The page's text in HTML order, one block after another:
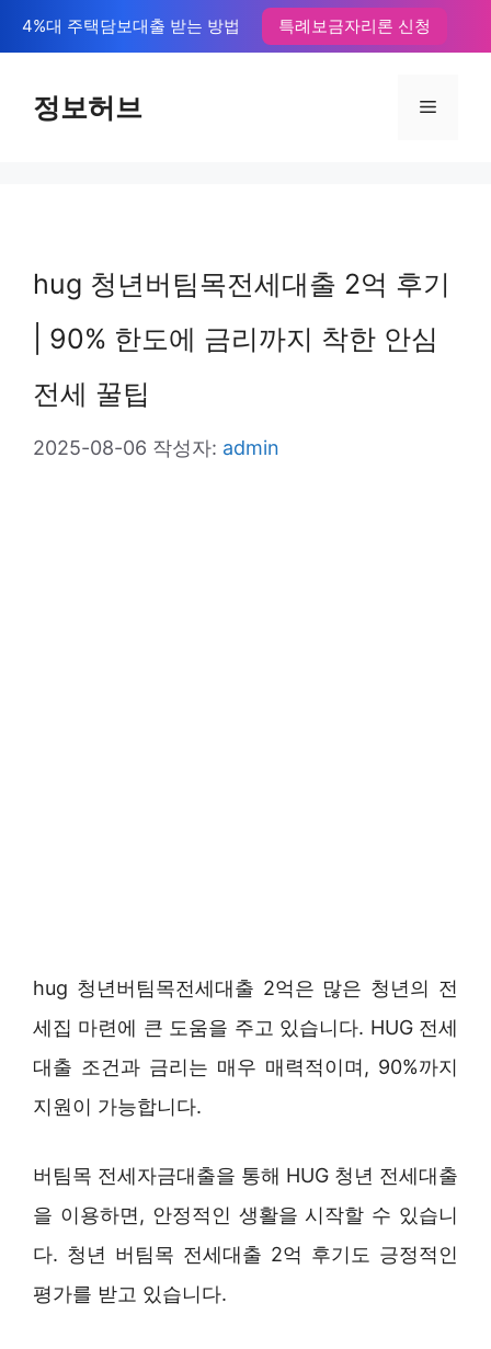
텐
4%대 주택담보대출 받는 방법 특례보금자리론 신청
정보허브 메
hug 청년버팀목전세대출 2억 후기
| 90% 한도에 금리까지 착한 안심
전세 꿀팁
2025-08-06 작성자: admin
hug 청년버팀목전세대출 2억은 많은 청년의 전
세집 마련에 큰 도움을 주고 있습니다. HUG 전세
대출 조건과 금리는 매우 매력적이며, 90%까지
지원이 가능합니다.
버팀목 전세자금대출을 통해 HUG 청년 전세대출
을 이용하면, 안정적인 생활을 시작할 수 있습니
다. 청년 버팀목 전세대출 2억 후기도 긍정적인
평가를 받고 있습니다.